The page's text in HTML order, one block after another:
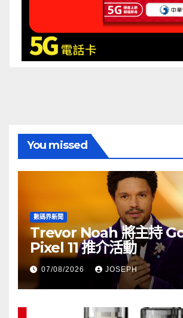
You missed
數碼界新聞
Trevor Noah 將主持
Pixel 11 推介活動
07/08/2026 JOSEPH